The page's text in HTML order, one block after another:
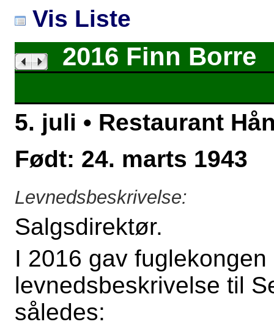
Vis Liste
2016 Finn Borre
5. juli • Restaurant
Født: 24. marts 1943
Levnedsbeskrivelse:
Salgsdirektør.
I 2016 gav fuglekongen
levnedsbeskrivelse til
således: